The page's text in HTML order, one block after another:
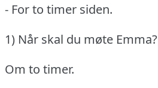
- For to timer siden.
1) Når skal du møte Emma?
Om to timer.